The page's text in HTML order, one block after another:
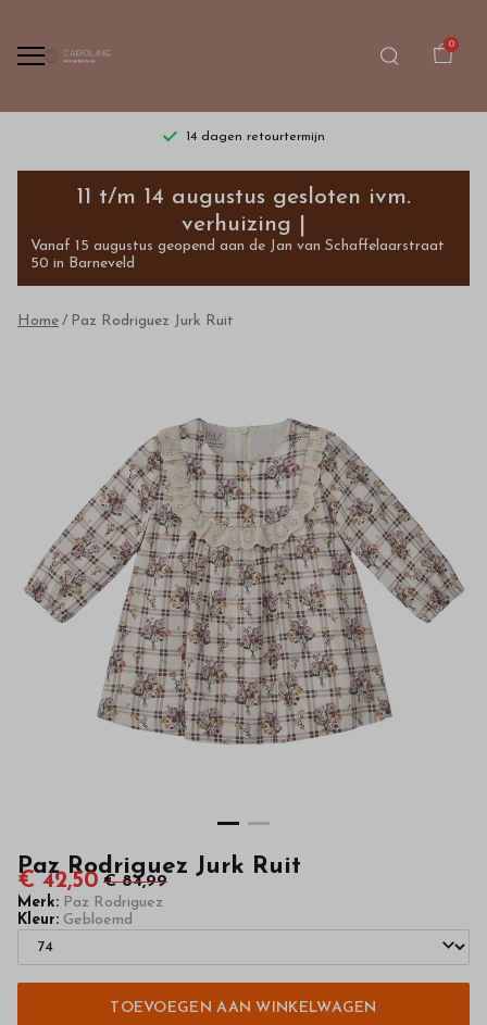
0
14 dagen retourtermijn
Paz
Rodriguez
Jurk
Ruit
kinderkleding
hoge
kwaliteit
onze
webshop
11 t/m 14 augustus gesloten ivm.
verhuizing |
Vanaf 15 augustus geopend aan de Jan van Schaffelaarstraat
50 in Barneveld
Home Paz Rodriguez Jurk Ruit
Paz Rodriguez Jurk Ruit
€ 42,50 € 84,99
Merk: Paz Rodriguez
Kleur: Gebloemd
TOEVOEGEN AAN WINKELWAGEN